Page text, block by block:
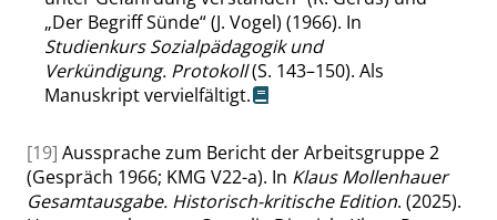
„Der Begriff Sünde“(J. Vogel) (1966). In
Studienkurs Sozialpädagogik und
Verkündigung. Protokoll(S. 143–150). Als
Manuskript vervielfältigt.
[19] Aussprache zum Bericht der Arbeitsgruppe 2
(Gespräch 1966; KMG V22-a). In Klaus Mollenhauer
Gesamtausgabe. Historisch-kritische Edition. (2025).